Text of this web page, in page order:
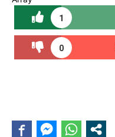
1
0